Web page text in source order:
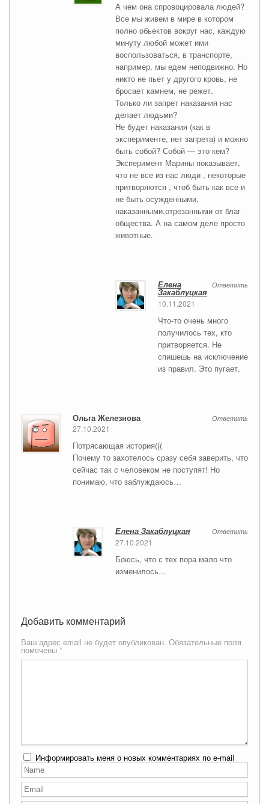
А чем она спровоцировала людей?
Все мы живем в мире в котором
полно обьектов вокруг нас, каждую
минуту любой может ими
воспользоваться, в транспорте,
например, мы едем неподвижно. Но
никто не пьет у другого кровь, не
бросает камнем, не режет.
Только ли запрет наказания нас
делает людьми?
Не будет наказания (как в
эксперименте, нет запрета) и можно
быть собой? Собой — это кем?
Эксперимент Марины показывает,
что не все из нас люди , некоторые
притворяются , чтоб быть как все и
не быть осужденными,
наказанными,отрезанными от благ
общества. А на самом деле просто
животные.
Ответить
Елена
Закаблуцкая
10.11.2021
Что-то очень много
получилось тех, кто
притворяется. Не
спишешь на исключение
из правил. Это пугает.
Ответить
Ольга Железнова
27.10.2021
Потрясающая история(((
Почему то захотелось сразу себя заверить, что
сейчас так с человеком не поступят! Но
понимаю, что заблуждаюсь…
Ответить
Елена Закаблуцкая
27.10.2021
Боюсь, что с тех пора мало что
изменилось…
Добавить комментарий
Ваш адрес email не будет опубликован. Обязательные поля
помечены *
Информировать меня о новых комментариях по e-mail